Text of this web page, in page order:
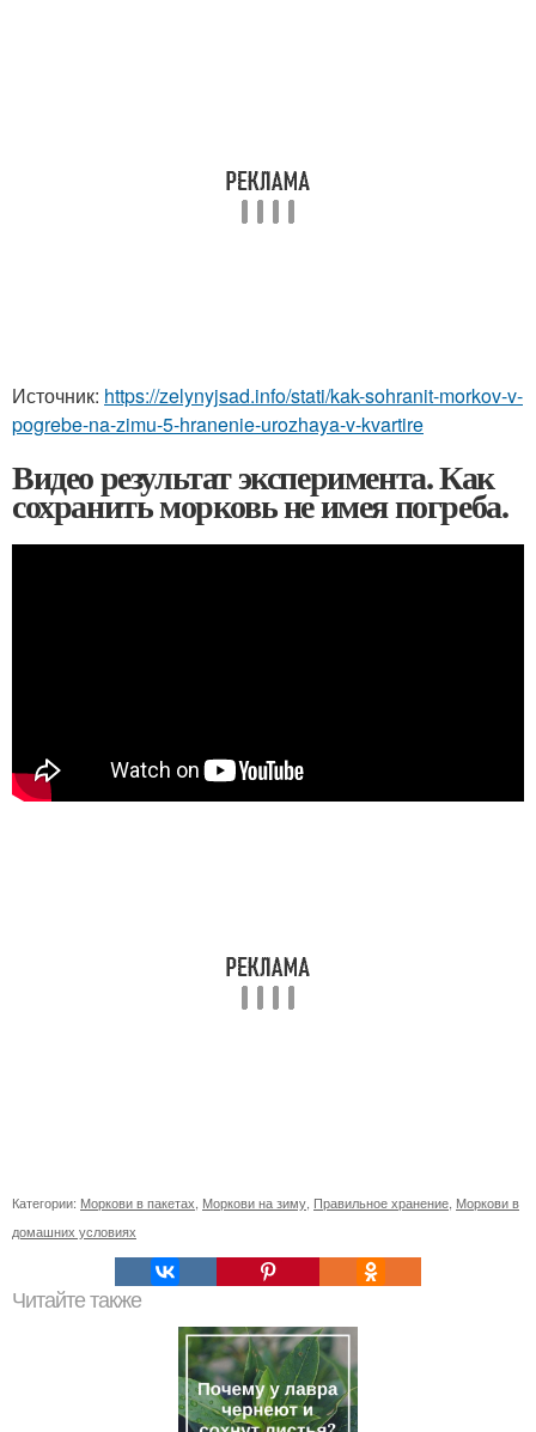
Источник: https://zelynyjsad.info/stati/kak-sohranit-morkov-v-
pogrebe-na-zimu-5-hranenie-urozhaya-v-kvartire
Видео результат эксперимента. Как
сохранить морковь не имея погреба.
Категории: Моркови в пакетах Моркови на зиму Правильное хранение Моркови в
домашних условиях
Читайте также